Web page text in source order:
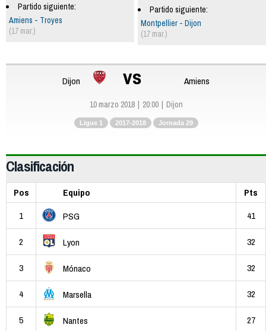
Partido siguiente:
Montpellier - Dijon
(17 mar.)
Partido siguiente:
Amiens - Troyes
(17 mar.)
Dijon vs Amiens
10 marzo 2018 20:00 Dijon
Ligue 1 2017-2018 Jornada 29
Clasificación
Pos Equipo
Pts
1
PSG 41
2 Lyon 32
3 Mónaco 32
4 Marsella 32
5 Nantes 27